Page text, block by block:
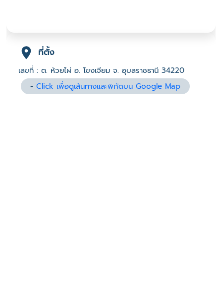
ที่ตั้ง
เลขที่ : ต. ห้วยไผ่ อ. โขงเจียม จ. อุบลราชธานี 34220
-Click เพื่อดูเส้นทางและพิกัดบน Google Map